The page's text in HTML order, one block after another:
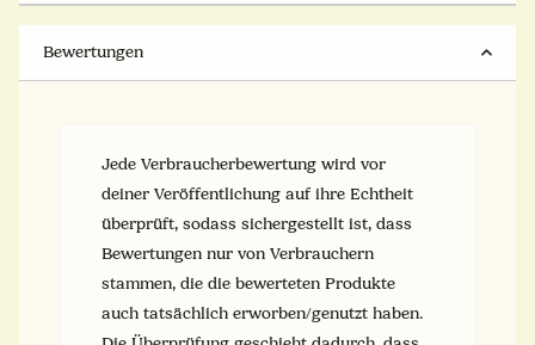
Bewertungen
Jede Verbraucherbewertung wird vor
deiner Veröffentlichung auf ihre Echtheit
überprüft, sodass sichergestellt ist, dass
Bewertungen nur von Verbrauchern
stammen, die die bewerteten Produkte
auch tatsächlich erworben/genutzt haben.